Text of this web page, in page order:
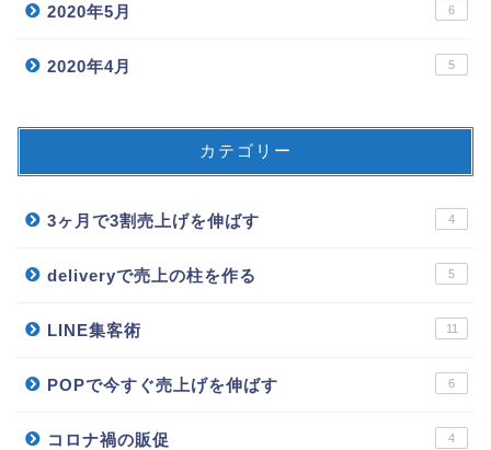
2020年5月 6
2020年4月 5
カテゴリー
3ヶ月で3割売上げを伸ばす 4
deliveryで売上の柱を作る 5
LINE集客術 11
POPで今すぐ売上げを伸ばす 6
コロナ禍の販促 4